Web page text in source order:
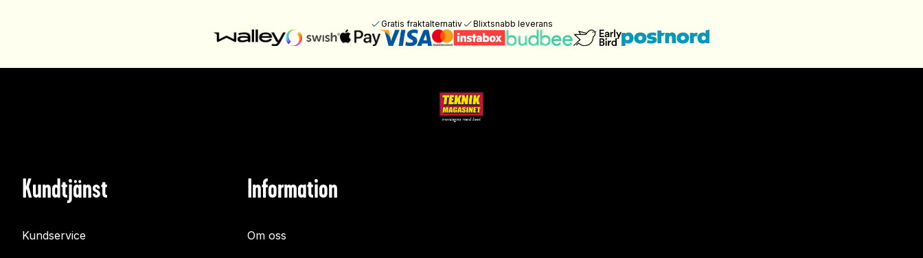
Gratis fraktalternativ Blixtsnabb leverans
Kundtjänst
Kundservice
Information
Om oss